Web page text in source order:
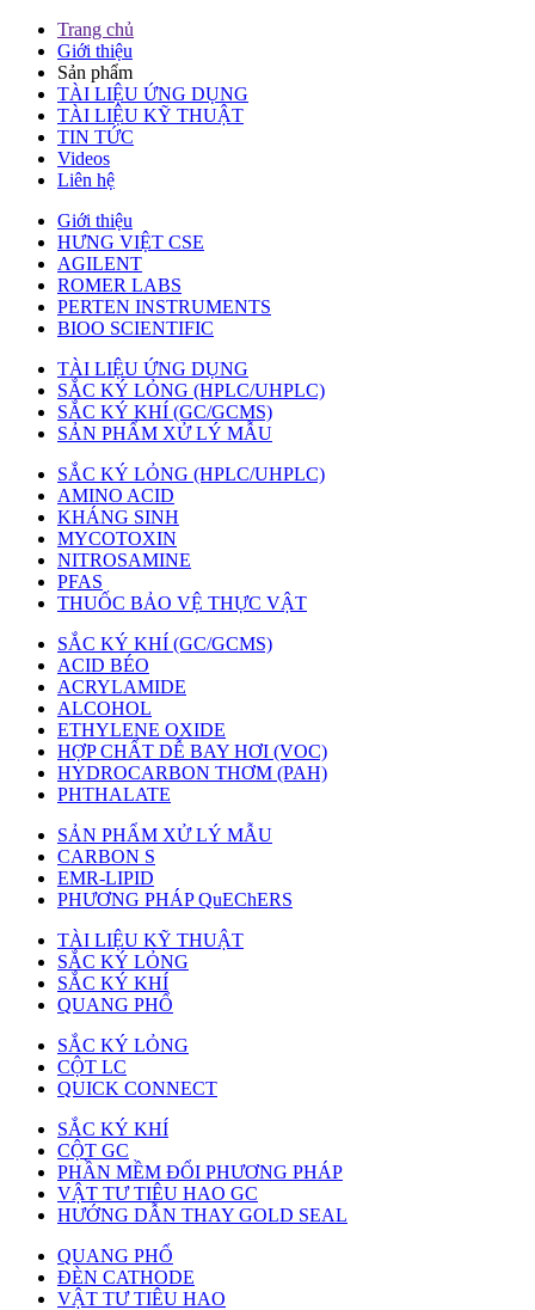
Trang chủ
Giới thiệu
Sản phẩm
TÀI LIỆU ỨNG DỤNG
TÀI LIỆU KỸ THUẬT
TIN TỨC
Videos
Liên hệ
Giới thiệu
HƯNG VIỆT CSE
AGILENT
ROMER LABS
PERTEN INSTRUMENTS
BIOO SCIENTIFIC
TÀI LIỆU ỨNG DỤNG
SẮC KÝ LỎNG (HPLC/UHPLC)
SẮC KÝ KHÍ (GC/GCMS)
SẢN PHẨM XỬ LÝ MẪU
SẮC KÝ LỎNG (HPLC/UHPLC)
AMINO ACID
KHÁNG SINH
MYCOTOXIN
NITROSAMINE
PFAS
THUỐC BẢO VỆ THỰC VẬT
SẮC KÝ KHÍ (GC/GCMS)
ACID BÉO
ACRYLAMIDE
ALCOHOL
ETHYLENE OXIDE
HỢP CHẤT DỄ BAY HƠI (VOC)
HYDROCARBON THƠM (PAH)
PHTHALATE
SẢN PHẨM XỬ LÝ MẪU
CARBON S
EMR-LIPID
PHƯƠNG PHÁP QuEChERS
TÀI LIỆU KỸ THUẬT
SẮC KÝ LỎNG
SẮC KÝ KHÍ
QUANG PHỔ
SẮC KÝ LỎNG
CỘT LC
QUICK CONNECT
SẮC KÝ KHÍ
CỘT GC
PHẦN MỀM ĐỔI PHƯƠNG PHÁP
VẬT TƯ TIÊU HAO GC
HƯỚNG DẪN THAY GOLD SEAL
QUANG PHỔ
ĐÈN CATHODE
VẬT TƯ TIÊU HAO